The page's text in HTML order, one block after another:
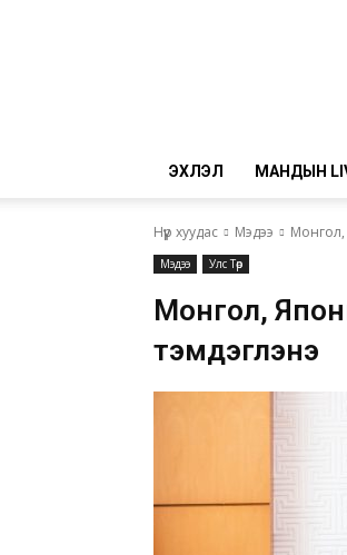
ЭХЛЭЛ МАНДЫН
Нүүр хуудас Мэдээ Монгол,
Мэдээ Улс Төр
Монгол,
тэмдэглэнэ